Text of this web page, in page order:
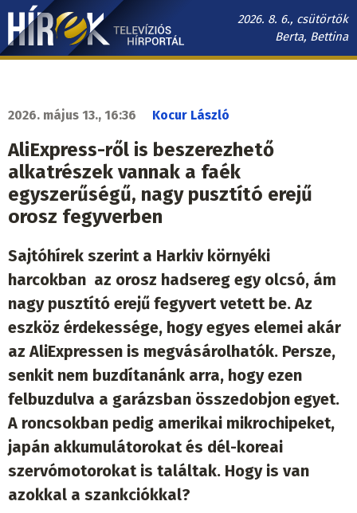
Ugrás
tartalomra
2026. 8. 6., csütörtök
Berta, Bettina
Hírek.sk
navigáció
2026. május 13., 16:36 Kocur László
AliExpress-ről is beszerezhető
alkatrészek vannak a faék
egyszerűségű, nagy pusztító erejű
orosz fegyverben
Sajtóhírek szerint a Harkiv környéki
harcokban az orosz hadsereg egy olcsó, ám
nagy pusztító erejű fegyvert vetett be. Az
eszköz érdekessége, hogy egyes elemei akár
az AliExpressen is megvásárolhatók. Persze,
senkit nem buzdítanánk arra, hogy ezen
felbuzdulva a garázsban összedobjon egyet.
A roncsokban pedig amerikai mikrochipeket,
japán akkumulátorokat és dél-koreai
szervómotorokat is találtak. Hogy is van
azokkal a szankciókkal?